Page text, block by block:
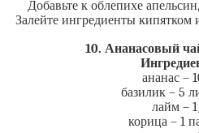
Добавьте к облепихе
Залейте ингредиенты кипятком
10. Ананасовый
ананас –
базилик – 5
лайм –
корица – 1